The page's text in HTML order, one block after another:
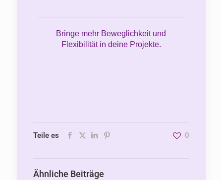
Bringe mehr Beweglichkeit und
Flexibilität in deine Projekte.
Teile es 0
Ähnliche Beiträge